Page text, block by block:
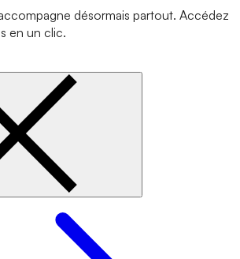
désormais partout. Accédez
en un clic.